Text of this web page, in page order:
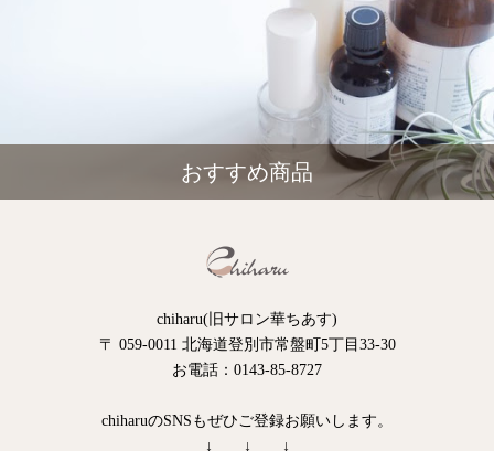
おすすめ商品
chiharu(旧サロン華ちあす)
〒 059-0011 北海道登別市常盤町5丁目33-30
お電話：0143-85-8727
chiharuのSNSもぜひご登録お願いします。
↓ ↓ ↓